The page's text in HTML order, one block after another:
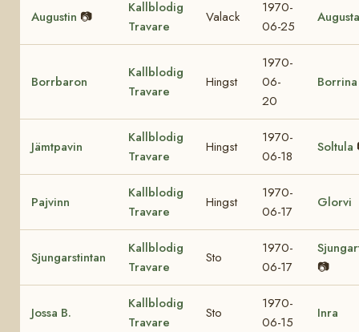
Augustin 📷
Kallblodig
Travare
Valack
1970-
06-25
Augusta
Borrbaron
Kallblodig
Travare
Hingst
1970-
06-
20
Borrina
Jämtpavin
Kallblodig
Travare
Hingst
1970-
06-18
Soltula
Pajvinn
Kallblodig
Travare
Hingst
1970-
06-17
Glorvi
Sjungarstintan
Kallblodig
Travare
Sto
1970-
06-17
📷
Jossa B.
Kallblodig
Travare
Sto
1970-
06-15
Inra